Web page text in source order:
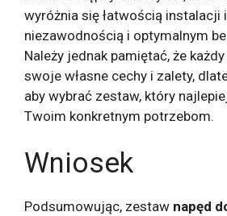
wyróżnia się łatwością instalacji
niezawodnością i optymalnym
Należy jednak pamiętać, że
swoje własne cechy i zalety,
aby wybrać zestaw, który
Twoim konkretnym potrzebom.
Wniosek
Podsumowując, zestaw napęd